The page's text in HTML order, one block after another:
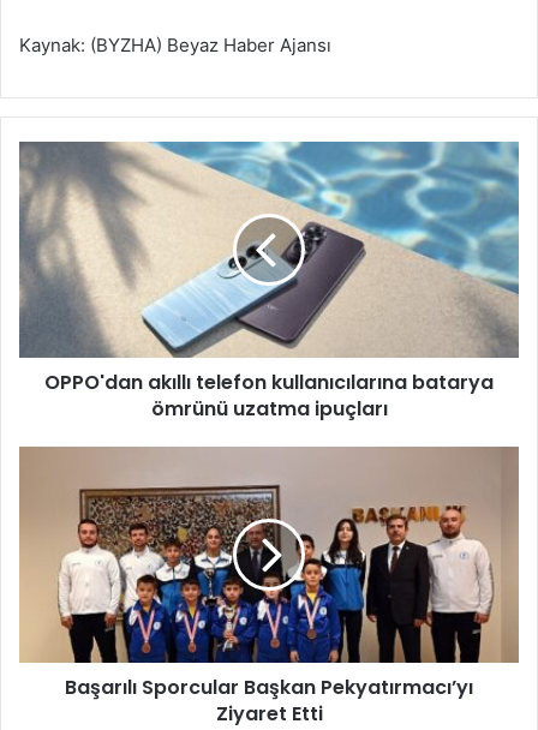
Kaynak: (BYZHA) Beyaz Haber Ajansı
O
P
P
O
d
a
a
n
OPPO'dan akıllı telefon kullanıcılarına batarya
ömrünü uzatma ipuçları
S
Başarılı Sporcular Başkan Pekyatırmacı’yı
Ziyaret Etti